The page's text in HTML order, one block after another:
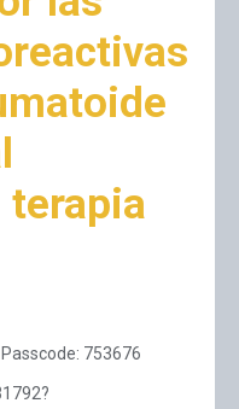
terapia
753676